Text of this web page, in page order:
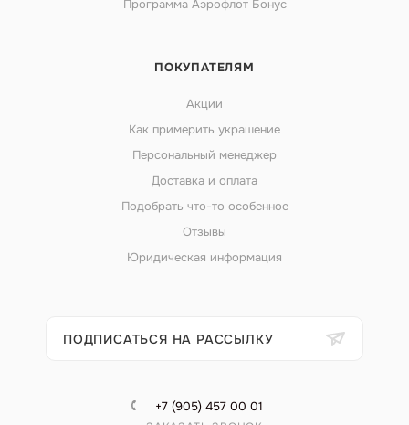
Программа Аэрофлот Бонус
ПОКУПАТЕЛЯМ
Акции
Как примерить украшение
Персональный менеджер
Доставка и оплата
Подобрать что-то особенное
Отзывы
Юридическая информация
ПОДПИСАТЬСЯ НА РАССЫЛКУ
+7 (905) 457 00 01